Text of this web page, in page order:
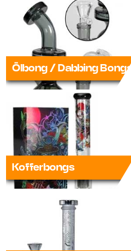
Ölbong / Dabbing Bongs
Kofferbongs